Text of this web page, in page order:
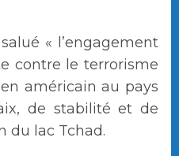
« l’engagement
contre le terrorisme
américain au pays
de stabilité et de
du lac Tchad.